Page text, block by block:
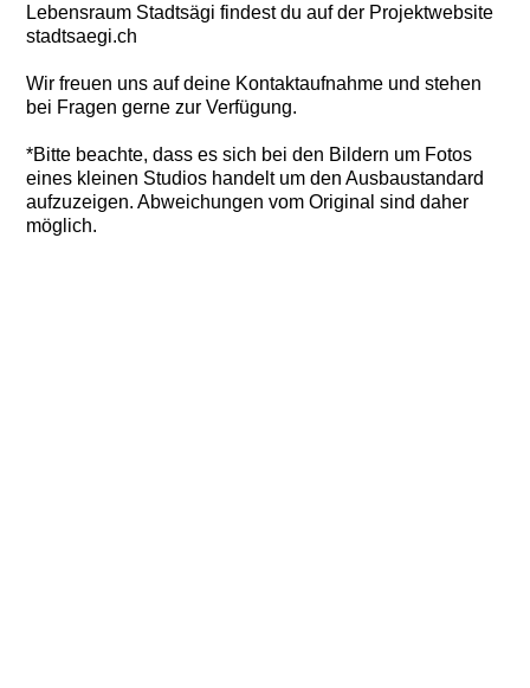
Lebensraum Stadtsägi findest du auf der Projektwebsite
stadtsaegi.ch
Wir freuen uns auf deine Kontaktaufnahme und stehen
bei Fragen gerne zur Verfügung.
*Bitte beachte, dass es sich bei den Bildern um Fotos
eines kleinen Studios handelt um den Ausbaustandard
aufzuzeigen. Abweichungen vom Original sind daher
möglich.